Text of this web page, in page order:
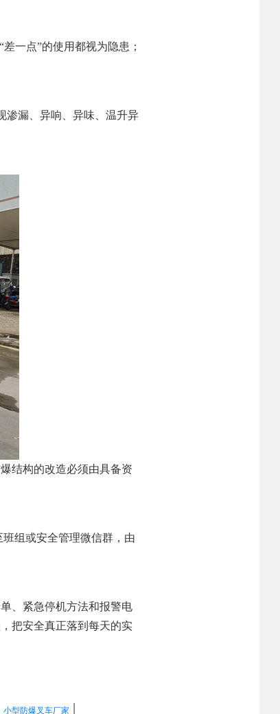
一点”的使用都视为隐患；
渗漏、异响、异味、温升异
结构的改造必须由具备资
组或安全管理微信群，由
、紧急停机方法和报警电
把安全真正落到每天的实
小型防爆叉车厂家 |